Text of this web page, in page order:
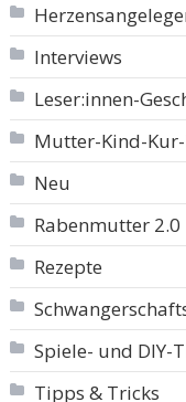
Interviews
Leser:innen-
Mutter-Kind-
Neu
Rabenmutter 2.0
Rezepte
Spiele- und DIY-
Tipps & Tricks